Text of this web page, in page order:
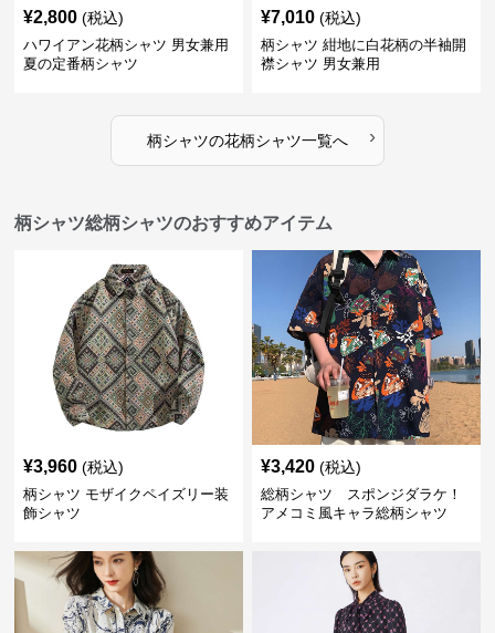
¥2,800 (税込)
ハワイアン花柄シャツ 男女兼用
夏の定番柄シャツ
¥7,010 (税込)
柄シャツ 紺地に白花柄の半袖開
襟シャツ 男女兼用
柄シャツの花柄シャツ一覧へ ›
柄シャツ総柄シャツのおすすめアイテム
¥3,960 (税込)
柄シャツ モザイクペイズリー装
飾シャツ
¥3,420 (税込)
総柄シャツ スポンジダラケ！
アメコミ風キャラ総柄シャツ